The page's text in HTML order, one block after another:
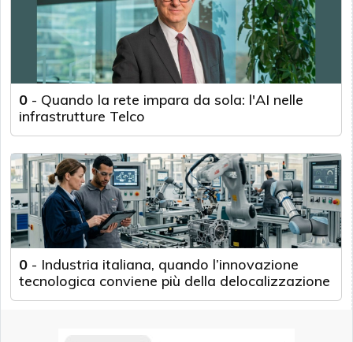
0 - Quando la rete impara da sola: l'AI nelle
infrastrutture Telco
0 - Industria italiana, quando l’innovazione
tecnologica conviene più della delocalizzazione